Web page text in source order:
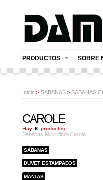
PRODUCTOS SOBRE
Inicio > SÁBANAS > SABANAS
CAROLE
Hay 6 productos
Sábanas Microfibra Carole
SÁBANAS
DUVET ESTAMPADOS
MANTAS